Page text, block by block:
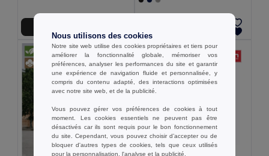
Nous utilisons des cookies
Notre site web utilise des cookies propriétaires et tiers pour
améliorer la fonctionnalité globale, mémoriser vos
préférences, analyser les performances du site et garantir
une expérience de navigation fluide et personnalisée, y
compris du contenu adapté, des interactions optimisées
avec notre site web, et de la publicité.
Vous pouvez gérer vos préférences de cookies à tout
moment. Les cookies essentiels ne peuvent pas être
désactivés car ils sont requis pour le bon fonctionnement
du site. Cependant, vous pouvez choisir d’accepter ou de
bloquer d'autres types de cookies, tels que ceux utilisés
pour la personnalisation, l'analyse et la publicité.